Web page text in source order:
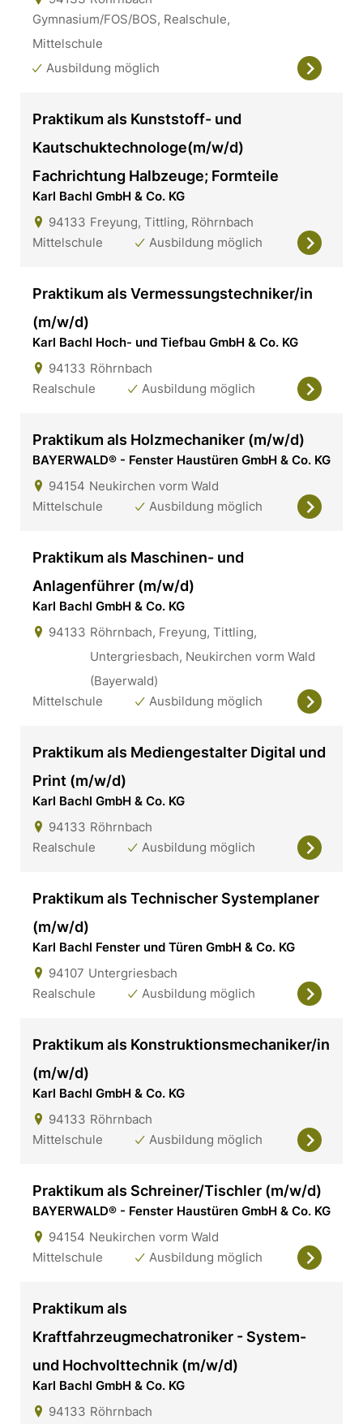
Gymnasium/FOS/BOS, Realschule,
Mittelschule
Ausbildung möglich
Praktikum als Kunststoff- und
Kautschuktechnologe(m/w/d)
Fachrichtung Halbzeuge; Formteile
Karl Bachl GmbH & Co. KG
94133 Freyung, Tittling, Röhrnbach
Mittelschule
Ausbildung möglich
Praktikum als Vermessungstechniker/in
(m/w/d)
Karl Bachl Hoch- und Tiefbau GmbH & Co. KG
94133 Röhrnbach
Realschule
Ausbildung möglich
Praktikum als Holzmechaniker (m/w/d)
BAYERWALD® - Fenster Haustüren GmbH & Co. KG
94154 Neukirchen vorm Wald
Mittelschule
Ausbildung möglich
Praktikum als Maschinen- und
Anlagenführer (m/w/d)
Karl Bachl GmbH & Co. KG
94133 Röhrnbach, Freyung, Tittling,
Untergriesbach, Neukirchen vorm Wald
(Bayerwald)
Mittelschule
Ausbildung möglich
Praktikum als Mediengestalter Digital und
Print (m/w/d)
Karl Bachl GmbH & Co. KG
94133 Röhrnbach
Realschule
Ausbildung möglich
Praktikum als Technischer Systemplaner
(m/w/d)
Karl Bachl Fenster und Türen GmbH & Co. KG
94107 Untergriesbach
Realschule
Ausbildung möglich
Praktikum als Konstruktionsmechaniker/in
(m/w/d)
Karl Bachl GmbH & Co. KG
94133 Röhrnbach
Mittelschule
Ausbildung möglich
Praktikum als Schreiner/Tischler (m/w/d)
BAYERWALD® - Fenster Haustüren GmbH & Co. KG
94154 Neukirchen vorm Wald
Mittelschule
Ausbildung möglich
Praktikum als
Kraftfahrzeugmechatroniker - System-
und Hochvolttechnik (m/w/d)
Karl Bachl GmbH & Co. KG
94133 Röhrnbach